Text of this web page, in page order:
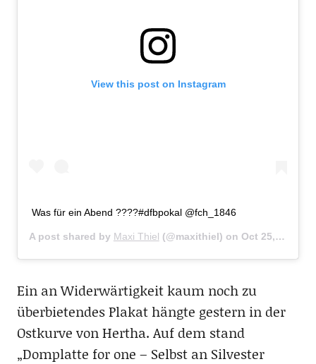
View this post on Instagram
Was für ein Abend ????#dfbpokal @fch_1846
A post shared by Maxi Thiel (@maxithiel) on Oct 25, 2017 at 2:38pm PDT
Ein an Widerwärtigkeit kaum noch zu
überbietendes Plakat hängte gestern in der
Ostkurve von Hertha. Auf dem stand
„Domplatte for one – Selbst an Silvester